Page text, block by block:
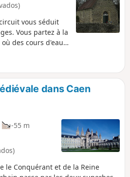
vous séduit
Vous partez à la
des cours d'eau
Au détour de
des
est le guidedans Caen
-55 m
le Conquérant et de la Reine